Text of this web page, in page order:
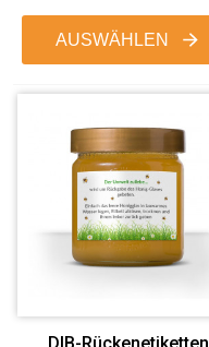
AUSWÄHLEN